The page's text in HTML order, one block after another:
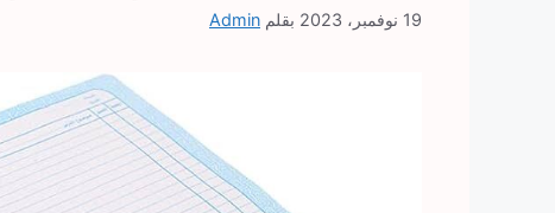
19 نوفمبر، 2023 بقلم Admin